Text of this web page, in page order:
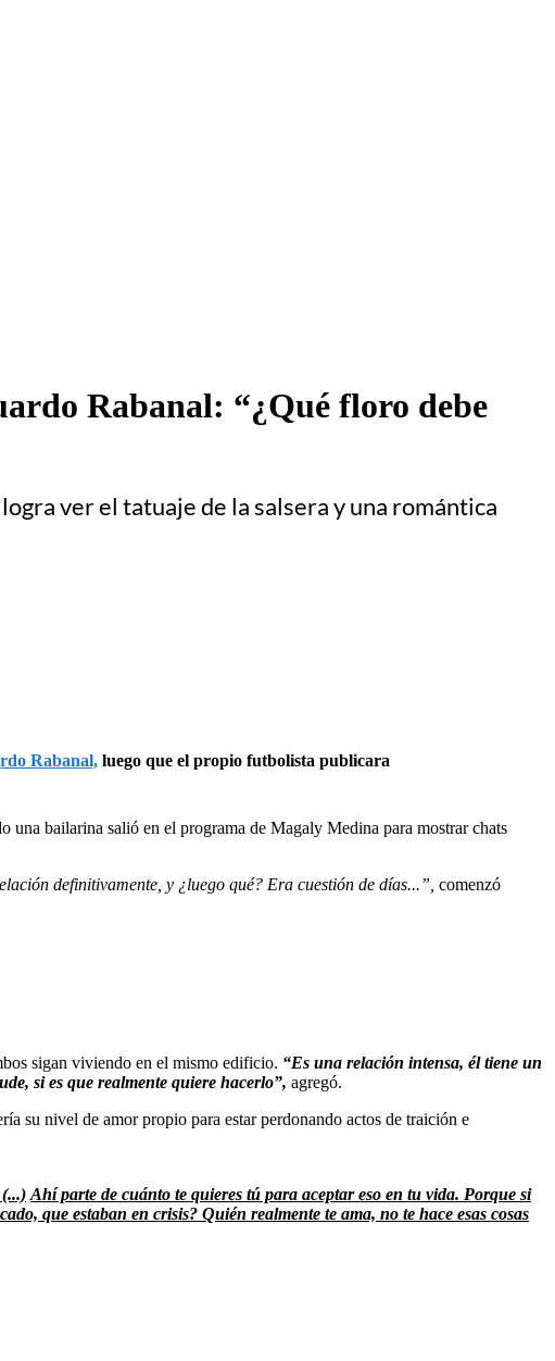
Rabanal: “¿Qué floro debe
ver el tatuaje de la salsera y una romántica
Rabanal, luego que el propio futbolista publicara
una bailarina salió en el programa de Magaly Medina para mostrar chats
definitivamente, y ¿luego qué? Era cuestión de días...”, comenzó
sigan viviendo en el mismo edificio. “Es una relación intensa, él tiene un
si es que realmente quiere hacerlo”, agregó.
su nivel de amor propio para estar perdonando actos de traición e
Ahí parte de cuánto te quieres tú para aceptar eso en tu vida. Porque si
que estaban en crisis? Quién realmente te ama, no te hace esas cosas